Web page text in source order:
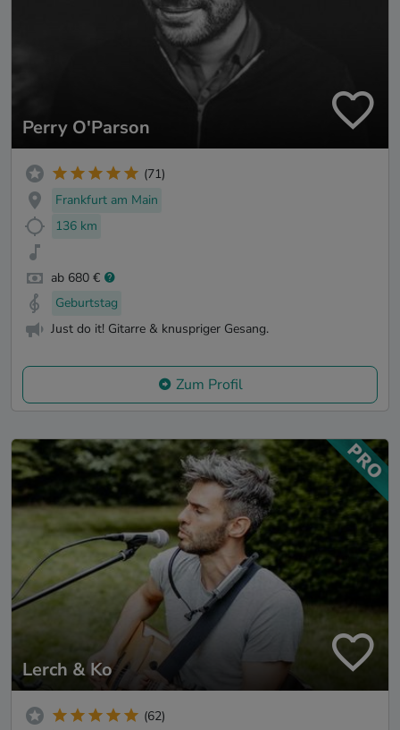
Perry O'Parson
(71)
Frankfurt am Main
136 km
ab 680 €
Geburtstag
Just do it! Gitarre & knuspriger Gesang.
Zum Profil
Lerch & Ko
(62)